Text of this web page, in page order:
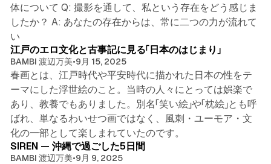
体について Q: 撮影を通して、私という存在をどう感じま
したか？ A: あなたの存在からは、常に二つの力が流れて
い
3 min read
江戸のエロ文化と古事記に見る「日本のはじまり」
BAMBI 渡辺万美•9月 15, 2025
春画とは、江戸時代や平安時代に描かれた日本の性をテ
ーマにした浮世絵のこと。当時の人々にとっては娯楽で
あり、教養でもありました。別名「笑い絵」や「枕絵」とも呼
ばれ、単なるわいせつ画ではなく、風刺・ユーモア・文
化の一部として楽しまれていたのです。
SIREN — 沖縄で過ごした5日間
BAMBI 渡辺万美•9月 9, 2025